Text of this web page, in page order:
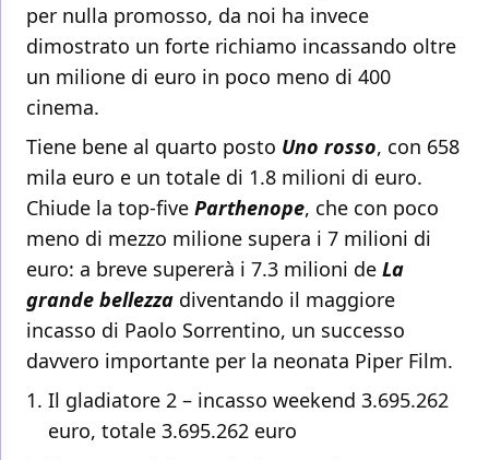
per nulla promosso, da noi ha invece
dimostrato un forte richiamo incassando oltre
un milione di euro in poco meno di 400
cinema.
Tiene bene al quarto posto Uno rosso, con 658
mila euro e un totale di 1.8 milioni di euro.
Chiude la top-five Parthenope, che con poco
meno di mezzo milione supera i 7 milioni di
euro: a breve supererà i 7.3 milioni de La
grande bellezza diventando il maggiore
incasso di Paolo Sorrentino, un successo
davvero importante per la neonata Piper Film.
Il gladiatore 2 – incasso weekend 3.695.262
euro, totale 3.695.262 euro